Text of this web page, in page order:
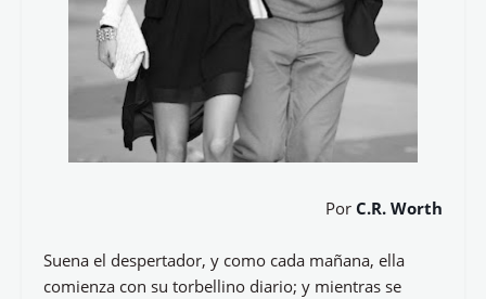
Por C.R. Worth
Suena el despertador, y como cada mañana, ella
comienza con su torbellino diario; y mientras se